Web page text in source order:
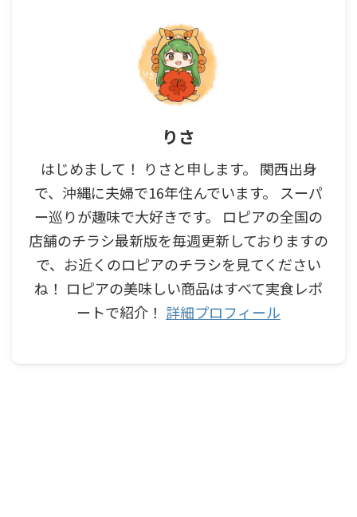
りさ
はじめまして！ りさと申します。 関西出身
で、沖縄に夫婦で16年住んでいます。 スーパ
ー巡りが趣味で大好きです。 ロピアの全国の
店舗のチラシ最新版を毎週更新しておりますの
で、お近くのロピアのチラシを見てください
ね！ ロピアの美味しい商品はすべて実食レポ
ートで紹介！ 詳細プロフィール